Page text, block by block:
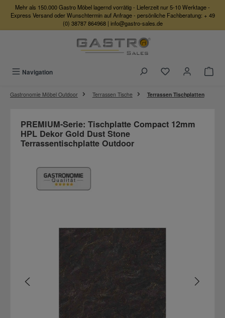
Zum Hauptinhalt springen
Mehr als 150.000 Gastro Möbel lagernd vorrätig - Lieferzeit nur 5-10 Werktage -
Express Versand oder Wunschtermin auf Anfrage - persönliche Fachberatung: + 49
(0) 38787 864968| info@gastro-sales.de
Navigation Du hast 0
Gastronomie Möbel Outdoor Terrassen Tische Terrassen Tischplatten
PREMIUM-Serie: Tischplatte Compact 12mm
HPL Dekor Gold Dust Stone
Terrassentischplatte Outdoor
Bildergalerie überspringen